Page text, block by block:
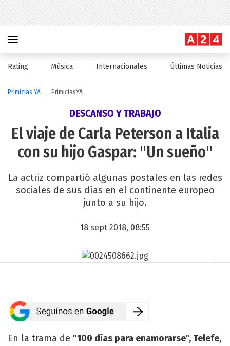
Rating Música Internacionales Últimas Noticias
Primicias YA PrimiciasYA
DESCANSO Y TRABAJO
El viaje de Carla Peterson a Italia
con su hijo Gaspar: "Un sueño"
La actriz compartió algunas postales en las redes
sociales de sus días en el continente europeo
junto a su hijo.
18 sept 2018, 08:55
En la trama de "100 días para enamorarse", Telefe,